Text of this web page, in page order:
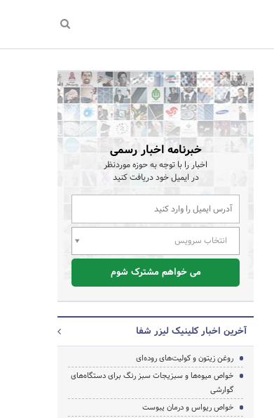
خبرنامه اخبار رسمی
اخبار را با توجه به حوزه موردنظر
در ایمیل خود دریافت کنید
انتخاب سرویس
می خواهم مشترک شوم
آخرین اخبار کلینیک لیزر شفا
روغن زیتون و کولیت‌های روده‌ای
خواص میوه‌ها و سبزیجات سبز رنگ برای دستگاه‌های
گوارشی
خواص ریواس و درمان یبوست